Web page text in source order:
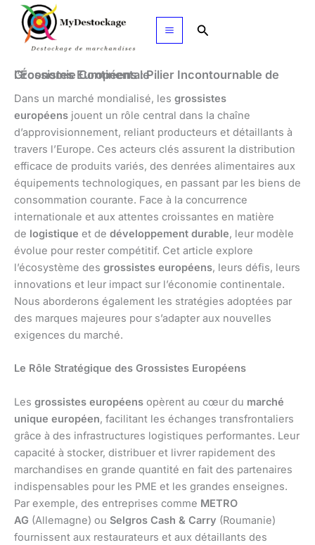
Aller
contenu
Rechercher
Grossistes Européens : Pilier Incontournable de l’Économie Continentale
Dans un marché mondialisé, les grossistes
européens jouent un rôle central dans la chaîne
d’approvisionnement, reliant producteurs et détaillants à
travers l’Europe. Ces acteurs clés assurent la distribution
efficace de produits variés, des denrées alimentaires aux
équipements technologiques, en passant par les biens de
consommation courante. Face à la concurrence
internationale et aux attentes croissantes en matière
de logistique et de développement durable, leur modèle
évolue pour rester compétitif. Cet article explore
l’écosystème des grossistes européens, leurs défis, leurs
innovations et leur impact sur l’économie continentale.
Nous aborderons également les stratégies adoptées par
des marques majeures pour s’adapter aux nouvelles
exigences du marché.
Le Rôle Stratégique des Grossistes Européens
Les grossistes européens opèrent au cœur du marché
unique européen, facilitant les échanges transfrontaliers
grâce à des infrastructures logistiques performantes. Leur
capacité à stocker, distribuer et livrer rapidement des
marchandises en grande quantité en fait des partenaires
indispensables pour les PME et les grandes enseignes.
Par exemple, des entreprises comme METRO
AG (Allemagne) ou Selgros Cash & Carry (Roumanie)
fournissent aux restaurateurs et aux détaillants des